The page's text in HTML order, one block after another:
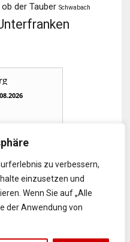
zu verbessern,
einzusetzen und
Wenn Sie auf „Alle
der Anwendung von
der Tauber Schwabach
So, 09.08.
14 / 34°C
Leicht bewölkt
ansehen